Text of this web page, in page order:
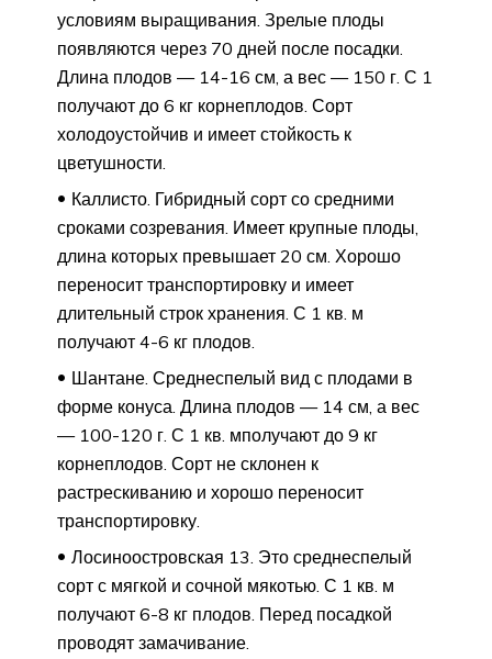
условиям выращивания. Зрелые плоды
появляются через 70 дней после посадки.
Длина плодов — 14-16 см, а вес — 150 г. С 1
получают до 6 кг корнеплодов. Сорт
холодоустойчив и имеет стойкость к
цветушности.
Каллисто. Гибридный сорт со средними
сроками созревания. Имеет крупные плоды,
длина которых превышает 20 см. Хорошо
переносит транспортировку и имеет
длительный строк хранения. С 1 кв. м
получают 4-6 кг плодов.
Шантане. Среднеспелый вид с плодами в
форме конуса. Длина плодов — 14 см, а вес
— 100-120 г. С 1 кв. мполучают до 9 кг
корнеплодов. Сорт не склонен к
растрескиванию и хорошо переносит
транспортировку.
Лосиноостровская 13. Это среднеспелый
сорт с мягкой и сочной мякотью. С 1 кв. м
получают 6-8 кг плодов. Перед посадкой
проводят замачивание.